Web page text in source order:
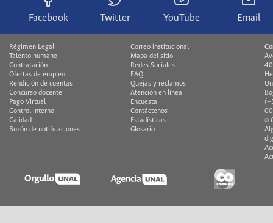
Facebook Twitter YouTube Email
Régimen Legal
Talento humano
Contratación
Ofertas de empleo
Rendición de cuentas
Concurso docente
Pago Virtual
Control interno
Calidad
Buzón de notificaciones
Correo institucional
Mapa del sitio
Redes Sociales
FAQ
Quejas y reclamos
Atención en línea
Encuesta
Contáctenos
Estadísticas
Glosario
©